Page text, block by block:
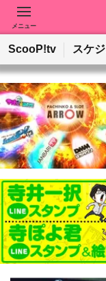
メニュー
動画を検索 ホー
ScooP!tv スケ